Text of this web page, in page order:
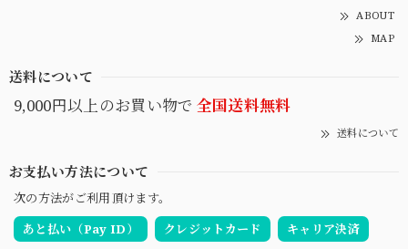
ABOUT
MAP
送料について
9,000円以上のお買い物で 全国送料無料
送料について
お支払い方法について
次の方法がご利用頂けます。
あと払い（Pay ID）
クレジットカード キャリア決済